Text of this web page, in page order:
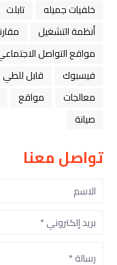
خلفيات جميله
تابلت
أنظمة التشغيل
مواقع التواصل
فيسبوك
قابل للطي
معالجات
مواقع
صيانة
تواصل معنا